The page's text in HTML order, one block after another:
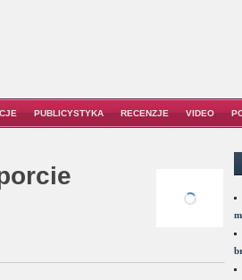
PUBLICYSTYKA RECENZJE VIDEO